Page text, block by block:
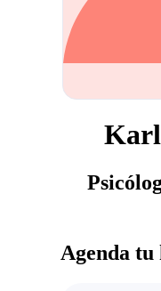
Agenda tu